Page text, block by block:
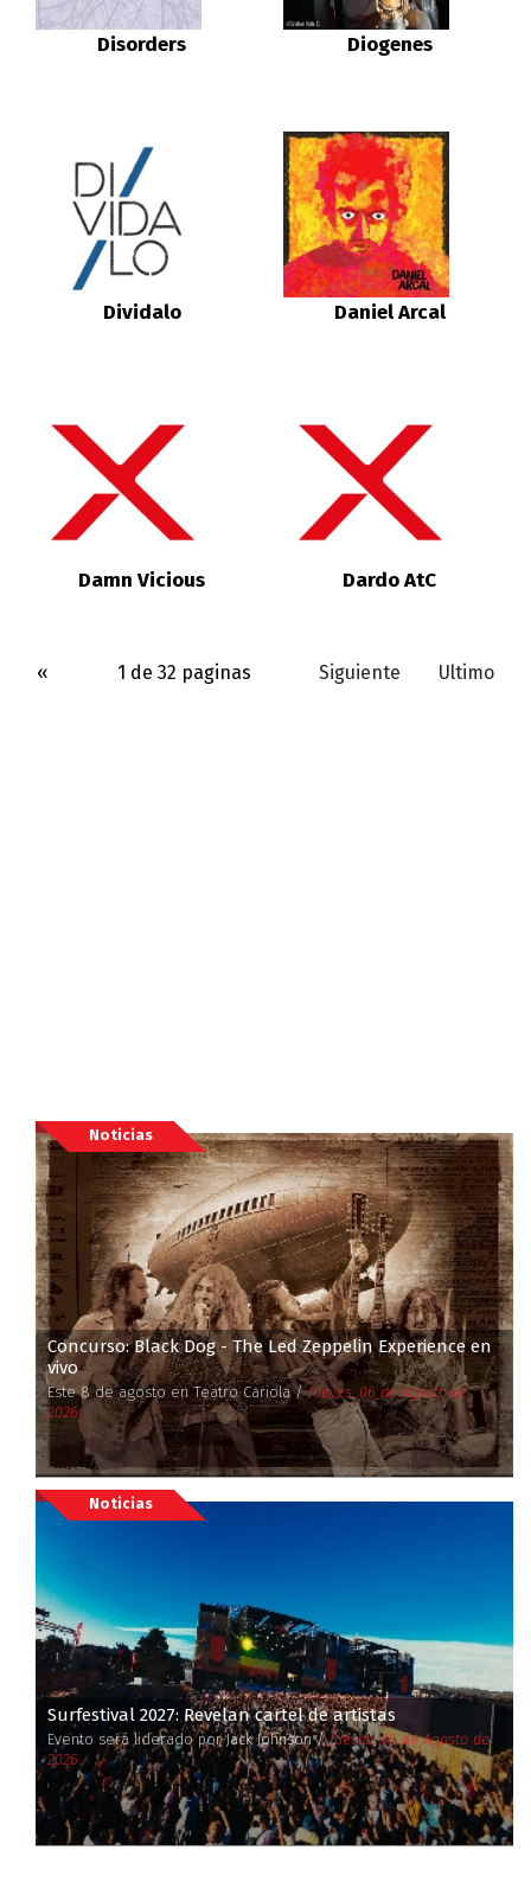
Disorders Diogenes
Dividalo Daniel Arcal
Damn Vicious Dardo AtC
« 1 de 32 paginas Siguiente Ultimo
Noticias
Concurso: Black Dog - The Led Zeppelin Experience en
vivo
Este 8 de agosto en Teatro Cariola /Jueves, 06 de Agosto de
2026
Noticias
Surfestival 2027: Revelan cartel de artistas
Evento será liderado por Jack Johnson /Jueves, 06 de Agosto de
2026